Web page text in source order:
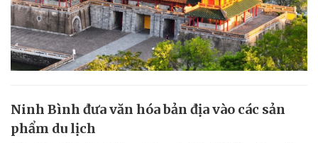
Ninh Bình đưa văn hóa bản địa vào các sản
phẩm du lịch